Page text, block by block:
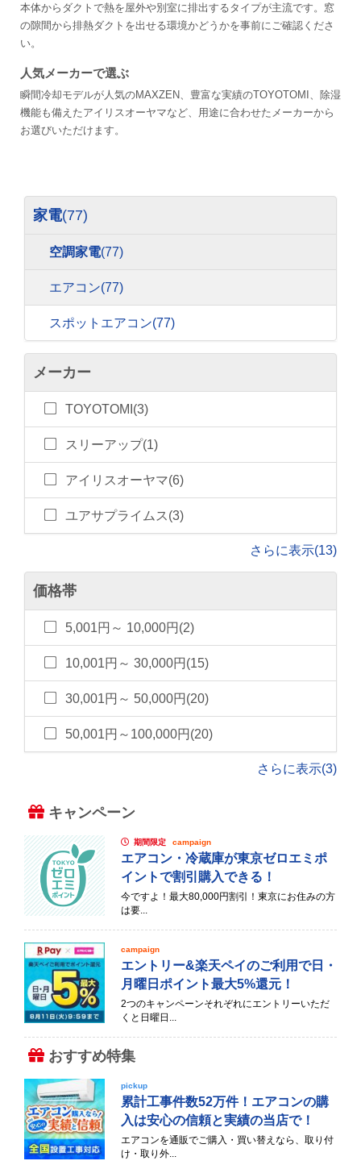
本体からダクトで熱を屋外や別室に排出するタイプが主流です。窓
の隙間から排熱ダクトを出せる環境かどうかを事前にご確認くださ
い。
人気メーカーで選ぶ
瞬間冷却モデルが人気のMAXZEN、豊富な実績のTOYOTOMI、除湿
機能も備えたアイリスオーヤマなど、用途に合わせたメーカーから
お選びいただけます。
家電(77)
空調家電(77)
エアコン(77)
スポットエアコン(77)
メーカー
TOYOTOMI(3)
スリーアップ(1)
アイリスオーヤマ(6)
ユアサプライムス(3)
さらに表示(13)
価格帯
5,001円～ 10,000円(2)
10,001円～ 30,000円(15)
30,001円～ 50,000円(20)
50,001円～100,000円(20)
さらに表示(3)
キャンペーン
期間限定 campaign
エアコン・冷蔵庫が東京ゼロエミポ
イントで割引購入できる！
今ですよ！最大80,000円割引！東京にお住みの方
は要...
campaign
エントリー&楽天ペイのご利用で日・
月曜日ポイント最大5%還元！
2つのキャンペーンそれぞれにエントリーいただ
くと日曜日...
おすすめ特集
pickup
累計工事件数52万件！エアコンの購
入は安心の信頼と実績の当店で！
エアコンを通販でご購入・買い替えなら、取り付
け・取り外...